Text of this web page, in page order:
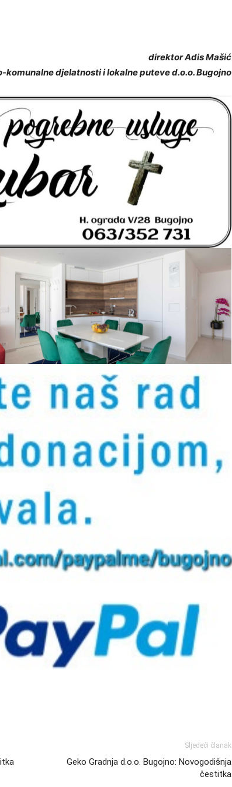
direktor Adis Mašić
komunalne djelatnosti i lokalne puteve d.o.o. Bugojno
Sljedeći članak
Geko Gradnja d.o.o. Bugojno: Novogodišnja
čestitka